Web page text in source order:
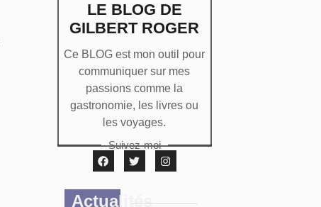
LE BLOG DE
GILBERT ROGER
Ce BLOG est mon outil pour
communiquer sur mes
passions comme la
gastronomie, les livres ou
les voyages.
Suivez-moi
Actualités